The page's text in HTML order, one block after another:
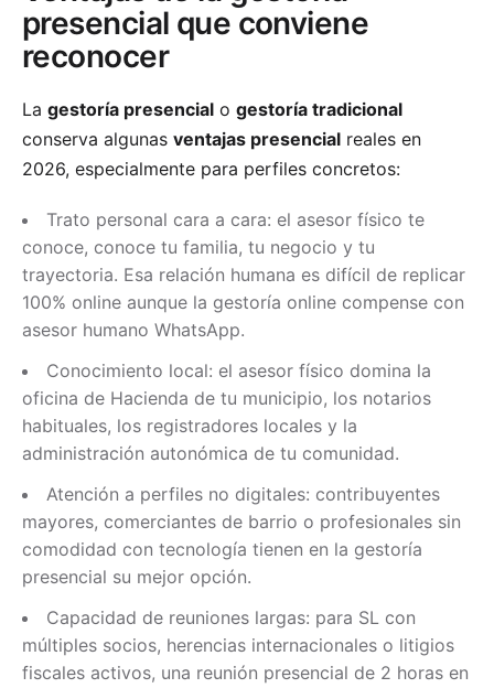
presencial que conviene
reconocer
La gestoría presencial o gestoría tradicional
conserva algunas ventajas presencial reales en
2026, especialmente para perfiles concretos:
Trato personal cara a cara: el asesor físico te
conoce, conoce tu familia, tu negocio y tu
trayectoria. Esa relación humana es difícil de replicar
100% online aunque la gestoría online compense con
asesor humano WhatsApp.
Conocimiento local: el asesor físico domina la
oficina de Hacienda de tu municipio, los notarios
habituales, los registradores locales y la
administración autonómica de tu comunidad.
Atención a perfiles no digitales: contribuyentes
mayores, comerciantes de barrio o profesionales sin
comodidad con tecnología tienen en la gestoría
presencial su mejor opción.
Capacidad de reuniones largas: para SL con
múltiples socios, herencias internacionales o litigios
fiscales activos, una reunión presencial de 2 horas en